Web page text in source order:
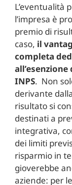
L’eventualità
l’impresa è
premio di
caso, il
completa
INPS. Non
derivante
risultato si
destinati a
integrativa,
dei limiti
risparmio in
gioverebbe
aziende: per